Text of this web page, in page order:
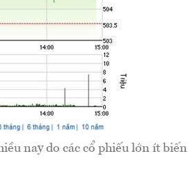
nay do các cổ phiếu lớn ít biến